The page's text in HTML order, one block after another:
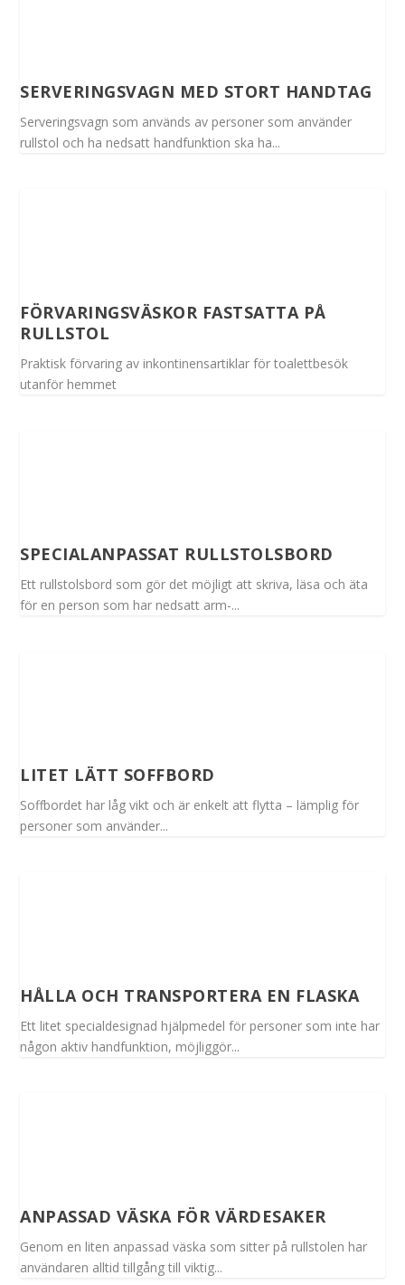
SERVERINGSVAGN MED STORT HANDTAG
Serveringsvagn som används av personer som använder
rullstol och ha nedsatt handfunktion ska ha...
FÖRVARINGSVÄSKOR FASTSATTA PÅ
RULLSTOL
Praktisk förvaring av inkontinensartiklar för toalettbesök
utanför hemmet
SPECIALANPASSAT RULLSTOLSBORD
Ett rullstolsbord som gör det möjligt att skriva, läsa och äta
för en person som har nedsatt arm-...
LITET LÄTT SOFFBORD
Soffbordet har låg vikt och är enkelt att flytta – lämplig för
personer som använder...
HÅLLA OCH TRANSPORTERA EN FLASKA
Ett litet specialdesignad hjälpmedel för personer som inte har
någon aktiv handfunktion, möjliggör...
ANPASSAD VÄSKA FÖR VÄRDESAKER
Genom en liten anpassad väska som sitter på rullstolen har
användaren alltid tillgång till viktig...